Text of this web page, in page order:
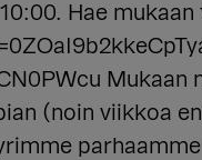
Hae
Mukaan
(noin viikkoa